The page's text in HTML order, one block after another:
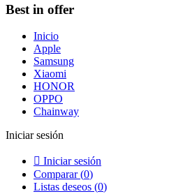
Best in offer
Inicio
Apple
Samsung
Xiaomi
HONOR
OPPO
Chainway
Iniciar sesión
 Iniciar sesión
Comparar (0)
Listas deseos (0)